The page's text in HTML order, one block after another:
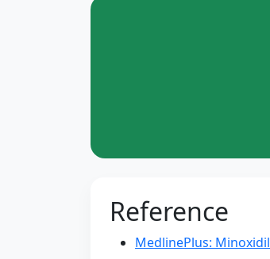
Reference
MedlinePlus: Minoxidil